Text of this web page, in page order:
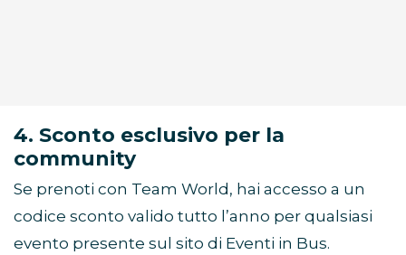
4. Sconto esclusivo per la
community
Se prenoti con Team World, hai accesso a un
codice sconto valido tutto l’anno per qualsiasi
evento presente sul sito di Eventi in Bus.